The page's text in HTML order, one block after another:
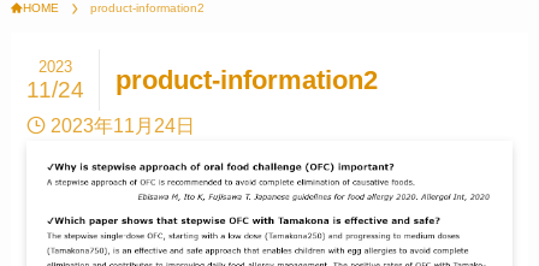
HOME product-information2
product-information2
2023
11/24
2023年11月24日